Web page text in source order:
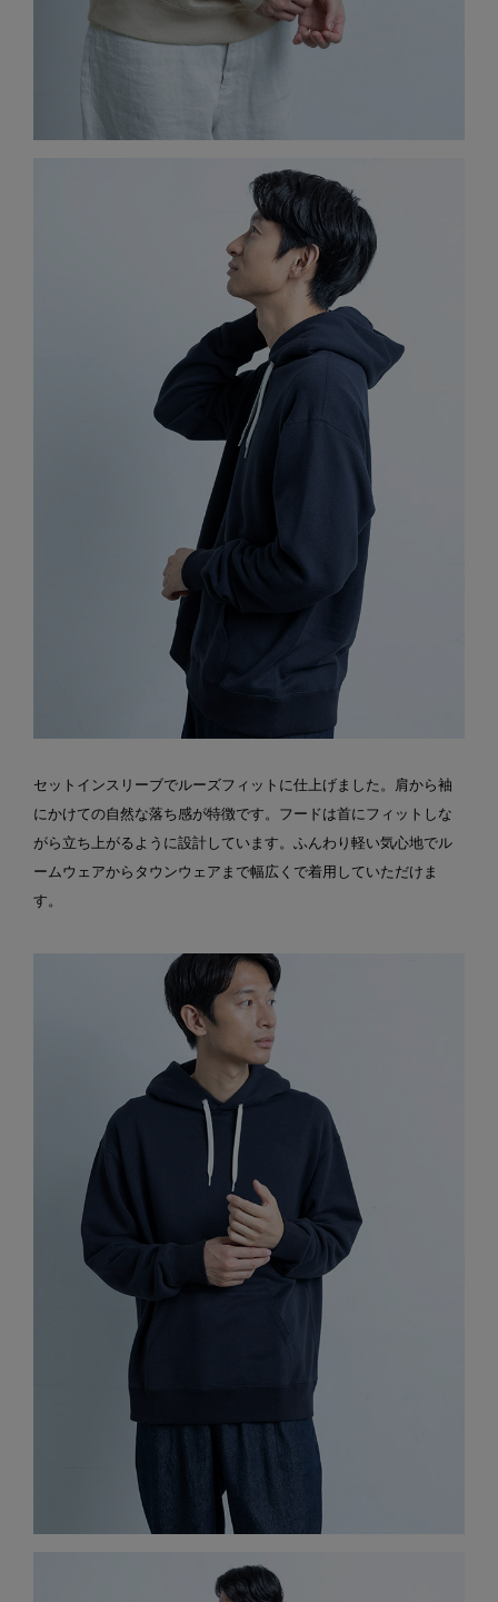
セットインスリーブでルーズフィットに仕上げました。肩から袖
にかけての自然な落ち感が特徴です。フードは首にフィットしな
がら立ち上がるように設計しています。ふんわり軽い気心地でル
ームウェアからタウンウェアまで幅広くで着用していただけま
す。